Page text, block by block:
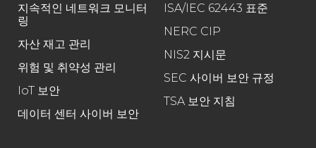
지속적인 네트워크 모니터
링
자산 재고 관리
위험 및 취약성 관리
IoT 보안
데이터 센터 사이버 보안
ISA/IEC 62443 표준
NERC CIP
NIS2 지시문
SEC 사이버 보안 규정
TSA 보안 지침